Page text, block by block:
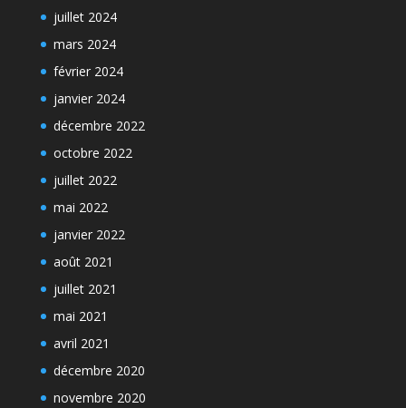
juillet 2024
mars 2024
février 2024
janvier 2024
décembre 2022
octobre 2022
juillet 2022
mai 2022
janvier 2022
août 2021
juillet 2021
mai 2021
avril 2021
décembre 2020
novembre 2020